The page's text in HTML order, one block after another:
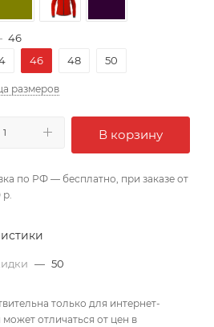
46
46 48 50
размеров
В корзину
по РФ — бесплатно, при заказе от
— 50
только для интернет-
может отличаться от цен в